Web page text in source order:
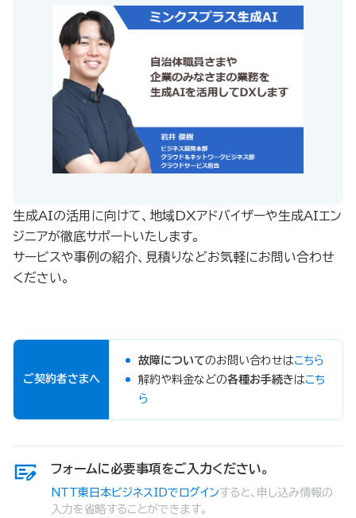
生成AIの活用に向けて、地域DXアドバイザーや生成AIエン
ジニアが徹底サポートいたします。
​ サービスや事例の紹介、見積りなどお気軽にお問い合わせ
ください。​
ご契約者さまへ
故障についてのお問い合わせはこちら
解約や料金などの各種お手続きはこち
ら
フォームに必要事項をご入力ください。
NTT東日本ビジネスIDでログインすると、申し込み情報の
入力を省略することができます。